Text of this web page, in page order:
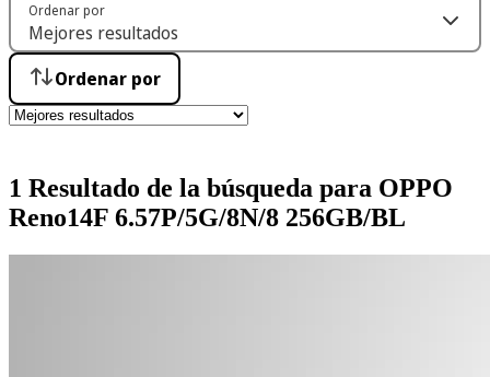
1 Resultado de la búsqueda para OPPO
Reno14F 6.57P/5G/8N/8 256GB/BL
Ordenar por
Ordenar por